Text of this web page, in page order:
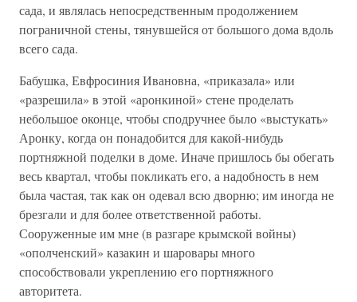
сада, и являлась непосредственным продолжением
пограничной стены, тянувшейся от большого дома вдоль
всего сада.
Бабушка, Евфросиния Ивановна, «приказала» или
«разрешила» в этой «аронкиной» стене проделать
небольшое оконце, чтобы сподручнее было «выстукать»
Аронку, когда он понадобится для какой-нибудь
портняжной поделки в доме. Иначе пришлось бы обегать
весь квартал, чтобы покликать его, а надобность в нем
была частая, так как он одевал всю дворню; им иногда не
брезгали и для более ответственной работы.
Сооруженные им мне (в разгаре крымской войны)
«ополченский» казакин и шаровары много
способствовали укреплению его портняжного
авторитета.